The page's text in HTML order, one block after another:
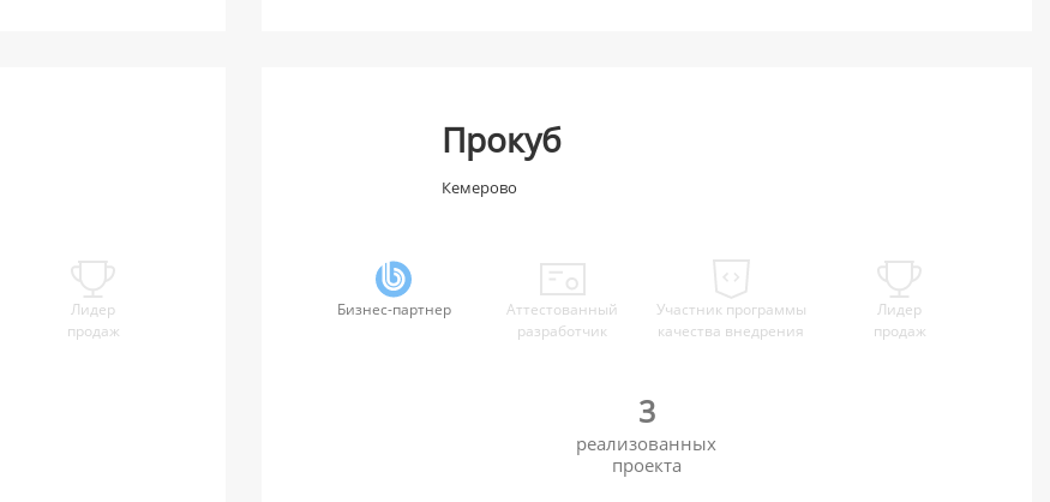
Лидер
продаж
Прокуб
Кемерово
Бизнес-партнер
Аттестованный
разработчик
Участник программы
качества внедрения
Лидер
продаж
3
реализованных
проекта